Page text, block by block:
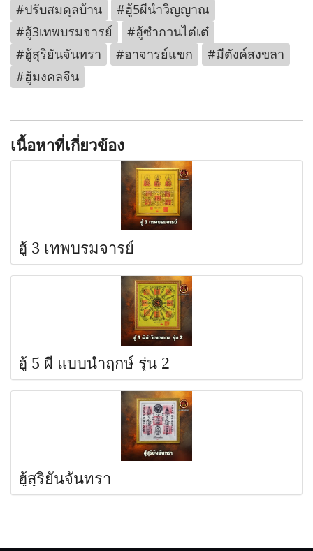
#ปรับสมดุลบ้าน
#ฮู้5ผีนำวิญญาณ
#ฮู้3เทพบรมจารย์
#ฮู้ซำกวนไต๋เต๋
#ฮู้สุริยันจันทรา
#อาจารย์แขก
#มีตังค์สงขลา
#ฮู้มงคลจีน
เนื้อหาที่เกี่ยวข้อง
ฮู้ 3 เทพบรมจารย์
ฮู้ 5 ผี แบบนำฤกษ์ รุ่น 2
ฮู้สุริยันจันทรา